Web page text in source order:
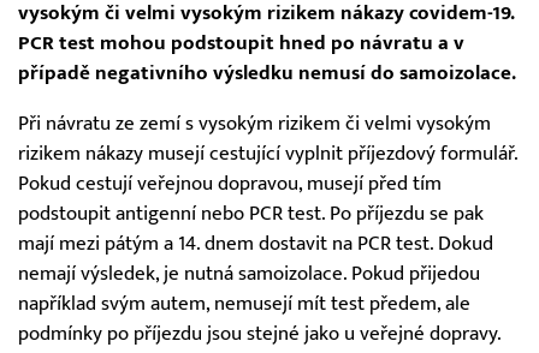
vysokým či velmi vysokým rizikem nákazy covidem-19.
PCR test mohou podstoupit hned po návratu a v
případě negativního výsledku nemusí do samoizolace.
Při návratu ze zemí s vysokým rizikem či velmi vysokým
rizikem nákazy musejí cestující vyplnit příjezdový formulář.
Pokud cestují veřejnou dopravou, musejí před tím
podstoupit antigenní nebo PCR test. Po příjezdu se pak
mají mezi pátým a 14. dnem dostavit na PCR test. Dokud
nemají výsledek, je nutná samoizolace. Pokud přijedou
například svým autem, nemusejí mít test předem, ale
podmínky po příjezdu jsou stejné jako u veřejné dopravy.